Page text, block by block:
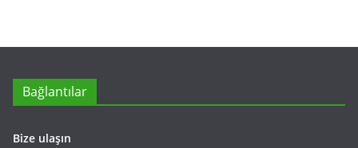
Bağlantılar
Bize ulaşın